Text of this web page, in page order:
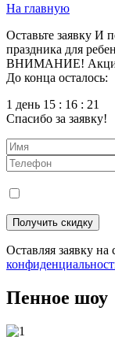
На главную
Оставьте заявку И
праздника для
ВНИМАНИЕ! Акция
До конца осталось:
1 день 15 : 16 : 19
Спасибо за заявку!
Оставляя заявку на
Пенное шоу